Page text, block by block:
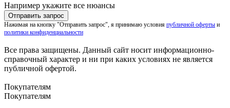
Например укажите все нюансы
Нажимая на кнопку "Отправить запрос", я принимаю условия публичной оферты и
политики конфиденциальности
Все права защищены. Данный сайт носит информационно-
справочный характер и ни при каких условиях не является
публичной офертой.
Покупателям
Покупателям